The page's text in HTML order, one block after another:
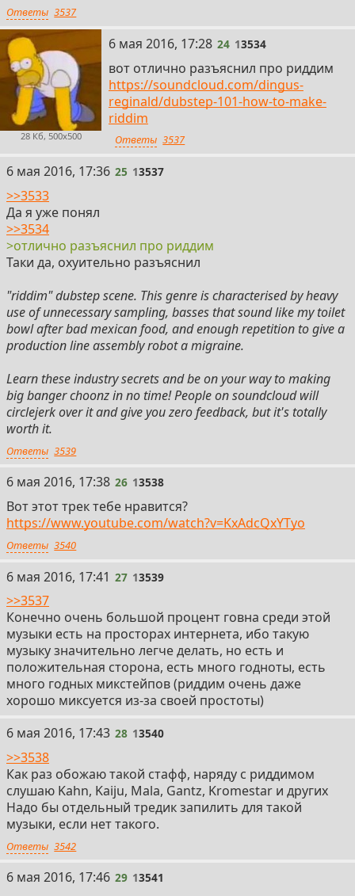
Ответы 3537
28 Кб, 500x500
24
6 мая 2016, 17:28 24 13534
вот отлично разъяснил про риддим
https://soundcloud.com/dingus-
reginald/dubstep-101-how-to-make-
riddim
Ответы 3537
25
6 мая 2016, 17:36 25 13537
>>3533
Да я уже понял
>>3534
>отлично разъяснил про риддим
Таки да, охуительно разъяснил
"riddim" dubstep scene. This genre is characterised by heavy
use of unnecessary sampling, basses that sound like my toilet
bowl after bad mexican food, and enough repetition to give a
production line assembly robot a migraine.
Learn these industry secrets and be on your way to making
big banger choonz in no time! People on soundcloud will
circlejerk over it and give you zero feedback, but it's totally
worth it.
Ответы 3539
26
6 мая 2016, 17:38 26 13538
Вот этот трек тебе нравится?
https://www.youtube.com/watch?v=KxAdcQxYTyo
Ответы 3540
27
6 мая 2016, 17:41 27 13539
>>3537
Конечно очень большой процент говна среди этой
музыки есть на просторах интернета, ибо такую
музыку значительно легче делать, но есть и
положительная сторона, есть много годноты, есть
много годных микстейпов (риддим очень даже
хорошо миксуется из-за своей простоты)
28
6 мая 2016, 17:43 28 13540
>>3538
Как раз обожаю такой стафф, наряду с риддимом
слушаю Kahn, Kaiju, Mala, Gantz, Kromestar и других
Надо бы отдельный тредик запилить для такой
музыки, если нет такого.
Ответы 3542
29
6 мая 2016, 17:46 29 13541